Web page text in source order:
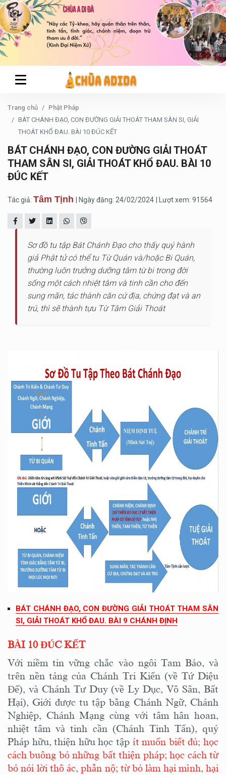
Trang chủ
Phật Pháp
BÁT CHÁNH ĐẠO, CON ĐƯỜNG GIẢI THOÁT THAM SÂN SI, GIẢI
THOÁT KHỔ ĐAU. BÀI 10 ĐÚC KẾT
BÁT CHÁNH ĐẠO, CON ĐƯỜNG GIẢI THOÁT
THAM SÂN SI, GIẢI THOÁT KHỔ ĐAU. BÀI 10
ĐÚC KẾT
Tác giả: Tâm Tịnh | Ngày đăng: 24/02/2024 | Lượt xem: 91564
Sơ đồ tu tập Bát Chánh Đạo cho thấy quý hành
giả Phật tử có thể tu Từ Quán và/hoặc Bi Quán,
thường luôn trưởng dưỡng tâm từ bi trong đời
sống một cách nhiệt tâm và tinh cần cho đến
sung mãn, tác thành căn cứ địa, chứng đạt và an
trú, thì sẽ thành tựu Từ Tâm Giải Thoát
BÁT CHÁNH ĐẠO, CON ĐƯỜNG GIẢI THOÁT THAM SÂN
SI, GIẢI THOÁT KHỔ ĐAU. BÀI 9 CHÁNH ĐỊNH
BÀI 10 ĐÚC KẾT
Với niềm tin vững chắc vào ngôi Tam Bảo, và
trên nền tảng của Chánh Tri Kiến (về Tứ Diệu
Đế), và Chánh Tư Duy (về Ly Dục, Vô Sân, Bất
Hại), Giới được tu tập bằng Chánh Ngữ, Chánh
Nghiệp, Chánh Mạng cùng với tâm hân hoan,
nhiệt tâm và tinh cần (Chánh Tinh Tấn), quý
Pháp hữu, thiện hữu học tập ít muốn biết đủ; học
cách buông bỏ những bất thiện pháp; học cách từ
bỏ nói lời thô ác, phẫn nộ; từ bỏ làm hại mình, hại